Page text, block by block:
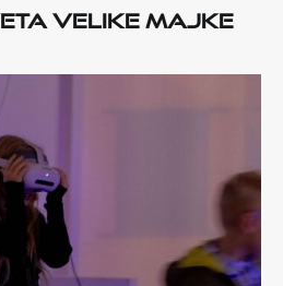
VELIKE MAJKE